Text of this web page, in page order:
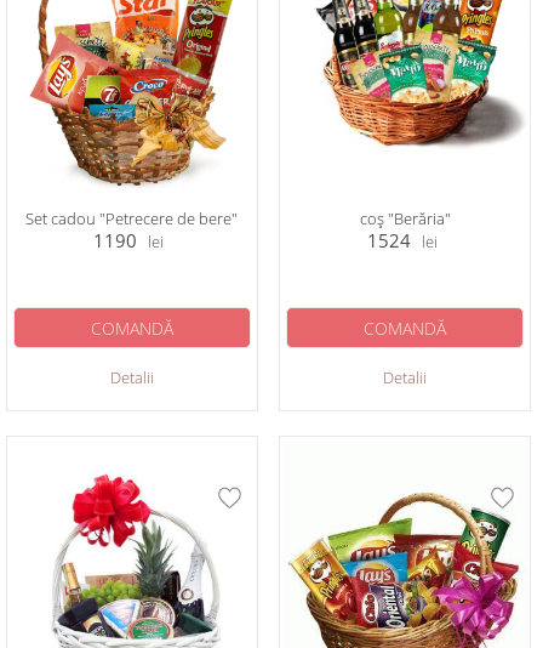
Set cadou "Petrecere de bere"
1190 lei
Detalii
COMANDĂ
coș "Berăria"
1524 lei
Detalii
COMANDĂ